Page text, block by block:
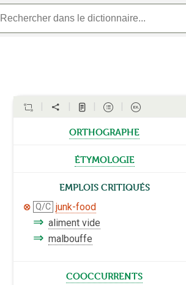
orthographe
étymologie
Emplois critiqués
Q/C junk-food
⇒ aliment vide
⇒ malbouffe
cooccurrents